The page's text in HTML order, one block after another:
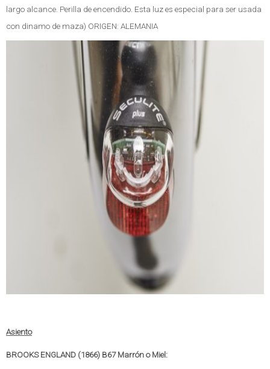
largo alcance. Perilla de encendido. Esta luz es especial para ser usada
con dinamo de maza) ORIGEN: ALEMANIA
Asiento
BROOKS ENGLAND (1866) B67 Marrón o Miel: